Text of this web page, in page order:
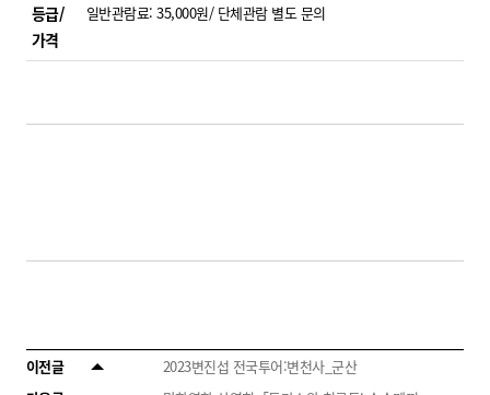
등급/
가격
일반관람료: 35,000원/ 단체관람 별도 문의
이전글
2023변진섭 전국투어:변천사_군산